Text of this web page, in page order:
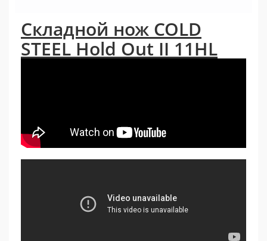
Складной нож COLD
STEEL Hold Out II 11HL